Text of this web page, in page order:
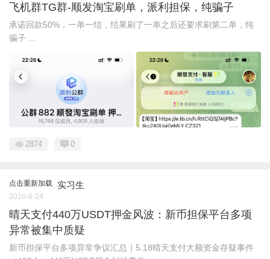
飞机群TG群-顺发淘宝刷单，派利担保，纯骗子
承诺回款50%，一单一结，结果刷了一单之后还要求刷第二单，纯
骗子 ...
2874 0
点击重新加载 实习生
2026-6-24
晴天支付440万USDT押金风波：新币担保平台多项
异常被集中质疑
新币担保平台多项异常争议汇总｜5.18晴天支付大额资金存疑事件